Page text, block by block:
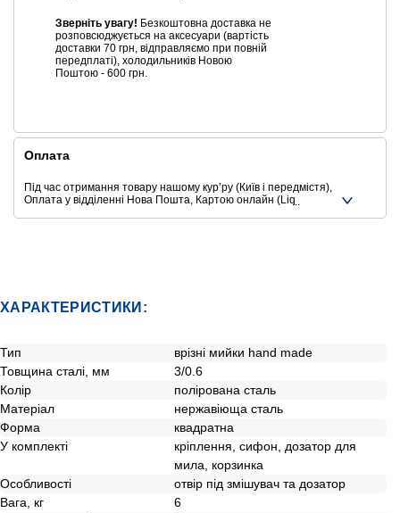
Зверніть увагу! Безкоштовна доставка не
розповсюджується на аксесуари (вартість
доставки 70 грн, відправляємо при повній
передплаті), холодильників Новою
Поштою - 600 грн.
Оплата
Під час отримання товару нашому курʼру (Київ і передмістя),
Оплата у відділенні Нова Пошта, Картою онлайн (Liqpay,
ХАРАКТЕРИСТИКИ:
Тип
врізні мийки hand made
Товщина сталі, мм
3/0.6
Колір
полірована сталь
Матеріал
нержавіюща сталь
Форма
квадратна
У комплекті
кріплення, сифон, дозатор для
мила, корзинка
Особливості
отвір під змішувач та дозатор
Вага, кг
6